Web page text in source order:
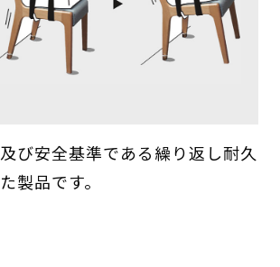
び安全基準である繰り返し耐久
製品です。